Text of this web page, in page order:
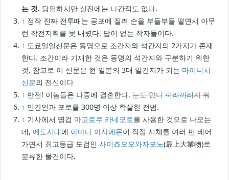
는 것.당연하지만 실전에는 나간적도 없다.
↑ 정작 진짜 전투때는 공포에 질려 손을 부들부들 떨면서 아무
런 작전지휘를 못 내렸다. 답이 없는 작자들이다.
↑ 도쿄일일신문은 동명으로 조간지와 석간지의 2가지가 존재
한다. 조간이라 기재한 것은 동명의 석간지와 구분하기 위한
것. 참고로 이 신문은 현 일본의 3대 일간지가 되는 마이니치
신문의 전신이다
↑ 반전! 이놈들은 나중에 결혼한다.눈도 없다 끼리끼리지 뭐
↑ 민간인과 포로를 300명 이상 학살한 전범.
↑ 기사에서 명검 마고로쿠 카네모토를 사용한 것으로 나오는
데, 에도시대에 야마다 아사에몬이 직접 시체를 여러 번 베어
가면서 최고등급 도검인 사이죠오오와자모노(最上大業物)로
분류한 물건이다.